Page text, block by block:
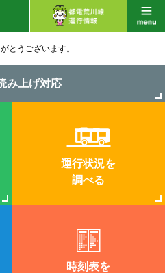
とうございます。
み上げ対応
運行状況を
調べる
時刻表を